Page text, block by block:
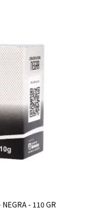
NEGRA - 110 GR